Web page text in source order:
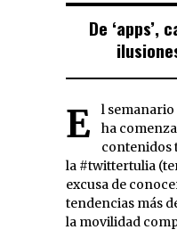
De ‘apps’,
El semanario digital 360 Grados Press
ha
contenidos
la #twittertulia
excusa de
tendencias más
la movilidad